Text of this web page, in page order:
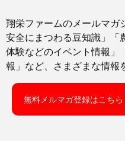
翔栄ファームのメールマガ
安全にまつわる豆知識」「
体験などのイベント情報」
報」など、さまざまな情報
無料メルマガ登録はこちら